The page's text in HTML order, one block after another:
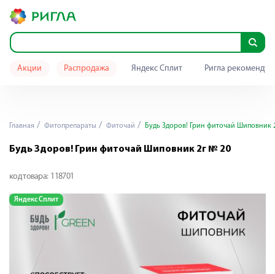
Акции Распродажа Яндекс Сплит Ригла
Главная Фитопрепараты Фиточай Будь Здоров! Грин фиточай Шиповник
Будь Здоров! Грин фиточай Шиповник 2г № 20
код товара: 118701
Яндекс Сплит